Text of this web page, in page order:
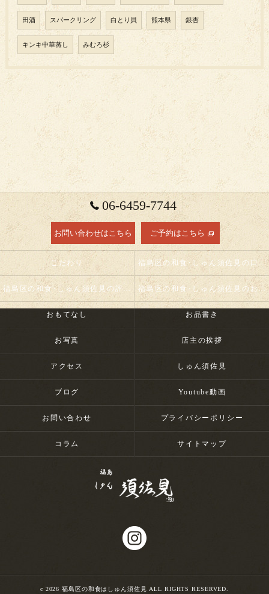
田酒 スパークリング 白とり貝 熊本県 銀杏
キンキ中華蒸し みむろ杉
06-6459-7744
お問い合わせはこちら ご予約はこちら
こだわり 福島区の和食･しゅん須佐見の口コミ情報
福島区の和食･しゅん須佐見の評判 福島区の和食･しゅん須佐見のお客様の声
おもてなし お品書き
お写真 店主の挨拶
アクセス しゅん須佐見
ブログ Youtube動画
お問い合わせ プライバシーポリシー
コラム サイトマップ
c 2026 福島区の和食はしゅん須佐見 ALL RIGHTS RESERVED.